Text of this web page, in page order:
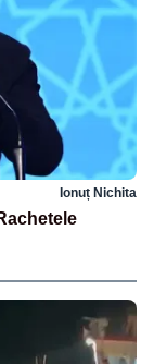
Ionuț Nichita